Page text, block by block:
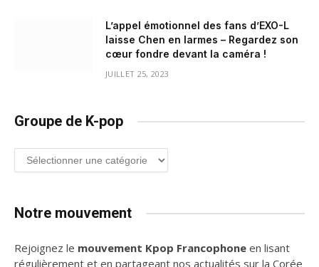
L’appel émotionnel des fans d’EXO-L
laisse Chen en larmes – Regardez son
cœur fondre devant la caméra !
JUILLET 25, 2023
Groupe de K-pop
Groupe
de
Notre mouvement
Rejoignez le mouvement Kpop Francophone en lisant
régulièrement et en partageant nos actualités sur la Corée